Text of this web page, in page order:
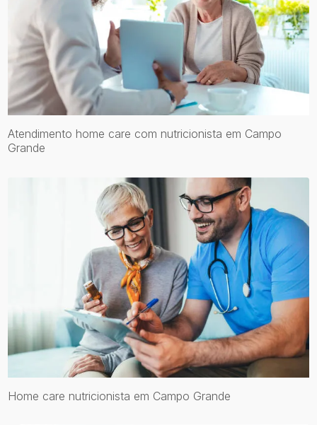
Atendimento home care com nutricionista em Campo
Grande
Home care nutricionista em Campo Grande